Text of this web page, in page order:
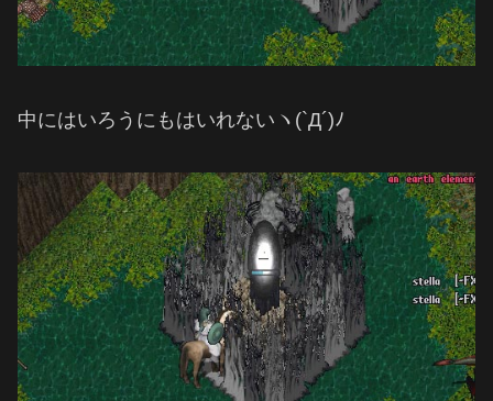
中にはいろうにもはいれないヽ(`Д´)ﾉ